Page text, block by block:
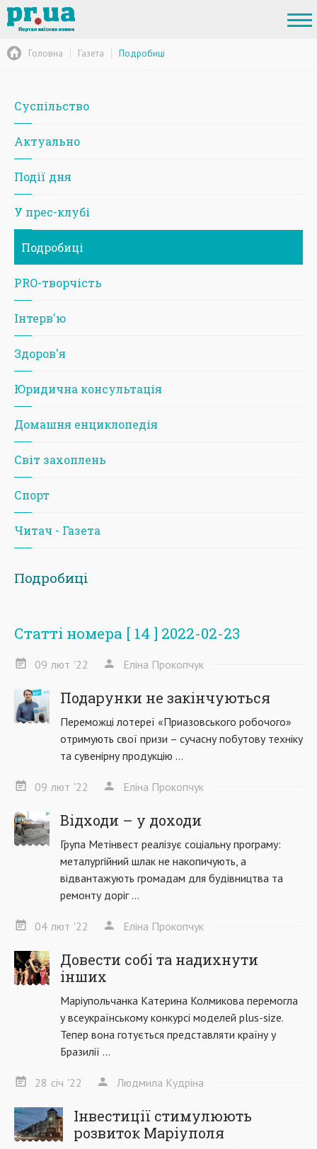
Головна Газета Подробиці
Суспільство
Актуально
Події дня
У прес-клубі
Подробиці
PRO-творчість
Iнтерв'ю
Здоров'я
Юридична консультація
Домашня енциклопедія
Світ захоплень
Спорт
Читач - Газета
Подробиці
Статті номера [ 14 ] 2022-02-23
09 лют '22 Еліна Прокопчук
Подарунки не закінчуються
Переможці лотереї «Приазовського робочого»
отримують свої призи – сучасну побутову техніку
та сувенірну продукцію ...
09 лют '22 Еліна Прокопчук
Відходи – у доходи
Група Метінвест реалізує соціальну програму:
металургійний шлак не накопичують, а
відвантажують громадам для будівництва та
ремонту доріг ...
04 лют '22 Еліна Прокопчук
Довести собі та надихнути
інших
Маріупольчанка Катерина Колмикова перемогла
у всеукраїнському конкурсі моделей plus-size.
Тепер вона готується представляти країну у
Бразилії ...
28 січ '22 Людмила Кудріна
Інвестиції стимулюють
розвиток Маріуполя